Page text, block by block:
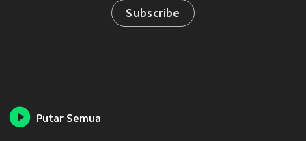
Subscribe
Putar Semua